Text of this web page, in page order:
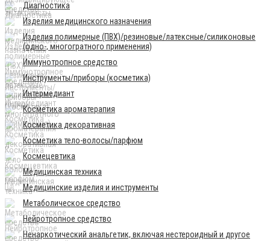
Диагностика
Изделия медицинского назначения
Изделия полимерные (ПВХ)/резиновые/латексные/силиконовые
(одно-, многогратного применения)
Иммунотропное средство
Инструменты/приборы (косметика)
Интермедиант
Косметика ароматерапия
Косметика декоративная
Косметика тело-волосы/парфюм
Космецевтика
Медицинская техника
Медицинские изделия и инструменты
Метаболическое средство
Нейротропное средство
Ненаркотический анальгетик, включая нестероидный и другое